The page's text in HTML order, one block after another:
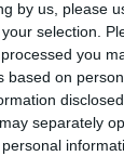
by us, please
selection.
you
based on
separately
visus
dėlto